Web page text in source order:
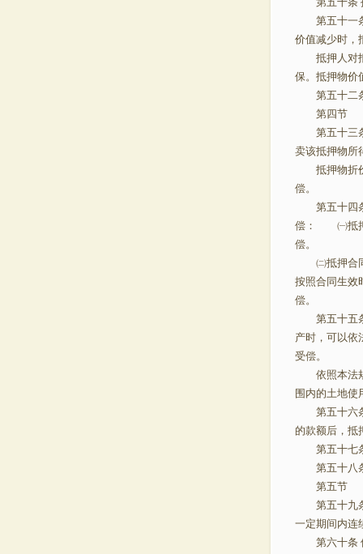
第五十一条
价值减少时
抵押人对抵
保。抵押物价
第五十二条
第四节
第五十三条
卖该抵押物
抵押物折价
偿。
第五十四条
偿： ㈠抵押
偿。
㈡抵押合同
按照合同生效
偿。
第五十五条
产时，可以依
受偿。
依照本法规
围内的土地使
第五十六条
的款额后，抵
第五十七条
第五十八条
第五节
第五十九条
一定期间内连
第六十条